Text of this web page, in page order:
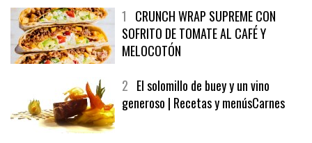
1 CRUNCH WRAP SUPREME CON
SOFRITO DE TOMATE AL CAFÉ Y
MELOCOTÓN
2 El solomillo de buey y un vino
generoso | Recetas y menúsCarnes